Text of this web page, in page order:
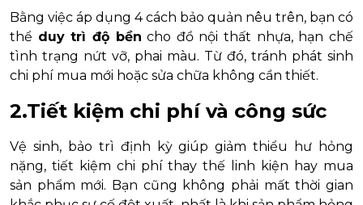
Bằng việc áp dụng 4 cách bảo quản nêu trên, bạn có
thể duy trì độ bền cho đồ nội thất nhựa, hạn chế
tình trạng nứt vỡ, phai màu. Từ đó, tránh phát sinh
chi phí mua mới hoặc sửa chữa không cần thiết.
2.Tiết kiệm chi phí và công sức
Vệ sinh, bảo trì định kỳ giúp giảm thiểu hư hỏng
nặng, tiết kiệm chi phí thay thế linh kiện hay mua
sản phẩm mới. Bạn cũng không phải mất thời gian